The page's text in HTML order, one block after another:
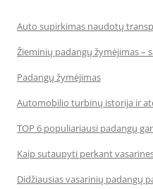
Auto supirkimas naudotų
Žieminių padangų žymėjimas –
Padangų žymėjimas
Automobilio turbinų istorija ir
TOP 6 populiariausi padangų
Kaip sutaupyti perkant
Didžiausias vasarinių padangų